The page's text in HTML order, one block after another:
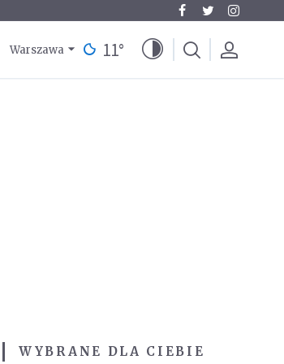
Warszawa 11°
WYBRANE DLA CIEBIE